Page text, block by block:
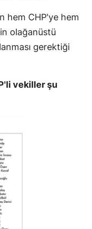
hem CHP'ye hem
olağanüstü
gerektiği
vekiller şu